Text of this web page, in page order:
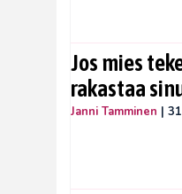
Jos mies
rakastaa
Janni Tamminen |